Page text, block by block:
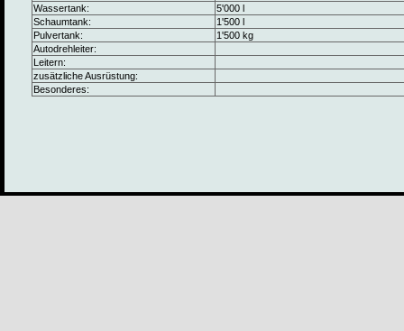
Wassertank:
5'000 l
Schaumtank:
1'500 l
Pulvertank:
1'500 kg
Autodrehleiter:
Leitern:
zusätzliche Ausrüstung:
Besonderes: